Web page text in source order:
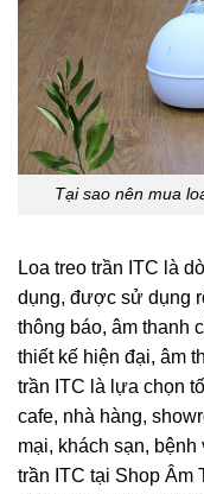
Tại sao nên mua
Loa treo trần ITC là
dụng, được sử dụng
thông báo, âm thanh
thiết kế hiện đại, âm
trần ITC là lựa chọn
cafe, nhà hàng,
mại, khách sạn,
trần ITC tại Shop Âm